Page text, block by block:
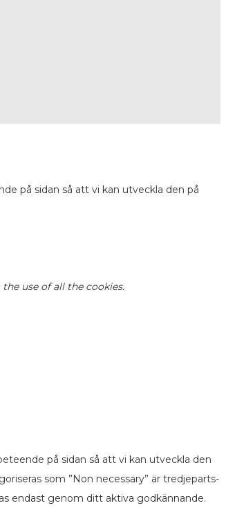
på sidan så att vi kan utveckla den på
use of all the cookies.
på sidan så att vi kan utveckla den
som ”Non necessary” är tredjeparts-
endast genom ditt aktiva godkännande.